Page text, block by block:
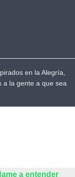
a entender
en la Alegría,
a la gente a que sea